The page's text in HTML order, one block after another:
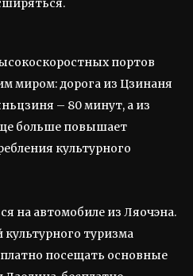
портов
миром: дорога из Цзинаня
– 80 минут, а из
больше повышает
культурного
на автомобиле из Ляочэна.
туризма
посещать основные